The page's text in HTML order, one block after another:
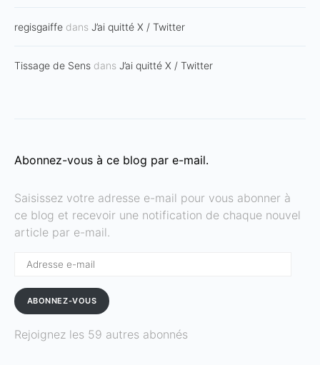
regisgaiffe dans J’ai quitté X / Twitter
Tissage de Sens dans J’ai quitté X / Twitter
Abonnez-vous à ce blog par e-mail.
Saisissez votre adresse e-mail pour vous abonner à
ce blog et recevoir une notification de chaque nouvel
article par e-mail.
ABONNEZ-VOUS
Rejoignez les 59 autres abonnés